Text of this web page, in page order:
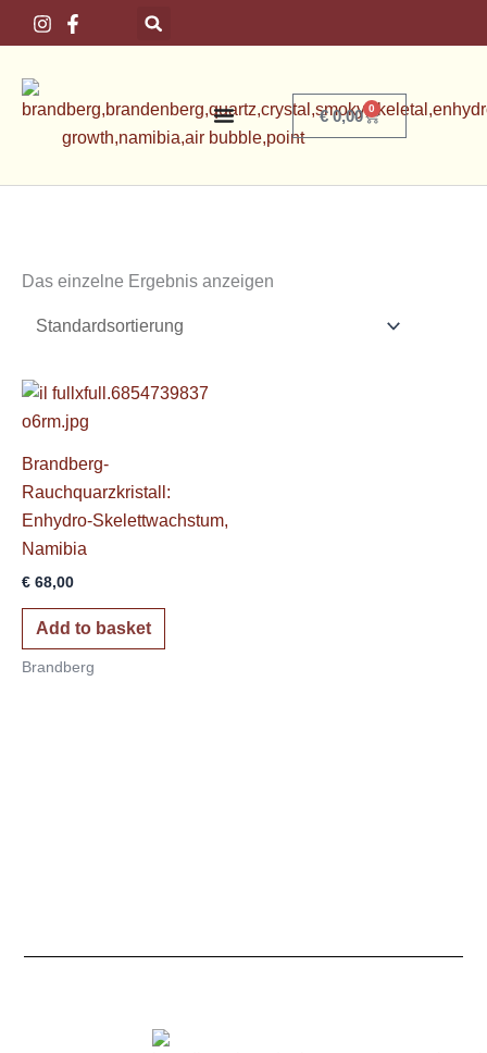
€0,00 0
Basket
Das einzelne Ergebnis anzeigen
Brandberg-
Rauchquarzkristall:
Enhydro-Skelettwachstum,
Namibia
€ 68,00
Add to basket
Brandberg